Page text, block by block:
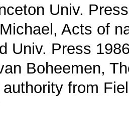
Univ.
Acts of
Univ. Press
Boheemen,
from